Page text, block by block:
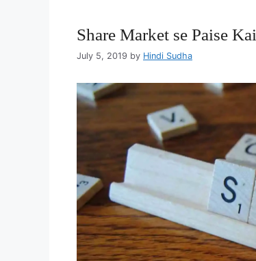
Share Market se Paise
July 5, 2019 by Hindi Sudha